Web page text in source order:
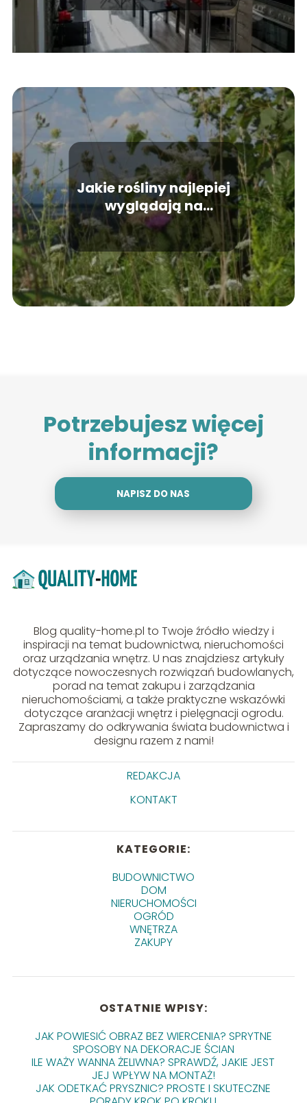
Jakie rośliny najlepiej
wyglądają na
skarpach?
Potrzebujesz więcej
informacji?
NAPISZ DO NAS
Blog quality-home.pl to Twoje źródło wiedzy i
inspiracji na temat budownictwa, nieruchomości
oraz urządzania wnętrz. U nas znajdziesz artykuły
dotyczące nowoczesnych rozwiązań budowlanych,
porad na temat zakupu i zarządzania
nieruchomościami, a także praktyczne wskazówki
dotyczące aranżacji wnętrz i pielęgnacji ogrodu.
Zapraszamy do odkrywania świata budownictwa i
designu razem z nami!
REDAKCJA
KONTAKT
KATEGORIE:
BUDOWNICTWO
DOM
NIERUCHOMOŚCI
OGRÓD
WNĘTRZA
ZAKUPY
OSTATNIE WPISY:
JAK POWIESIĆ OBRAZ BEZ WIERCENIA? SPRYTNE
SPOSOBY NA DEKORACJE ŚCIAN
ILE WAŻY WANNA ŻELIWNA? SPRAWDŹ, JAKIE JEST
JEJ WPŁYW NA MONTAŻ!
JAK ODETKAĆ PRYSZNIC? PROSTE I SKUTECZNE